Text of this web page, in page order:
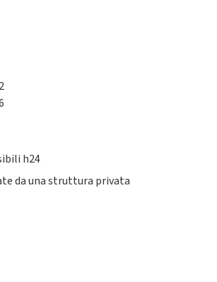
h24
da una struttura privata